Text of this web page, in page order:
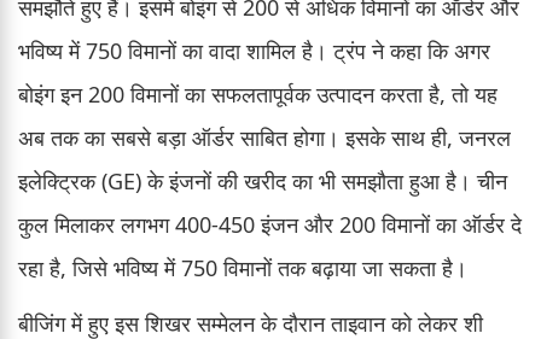
समझौते हुए हैं। इसमें बोइंग से 200 से अधिक विमानों का ऑर्डर और
भविष्य में 750 विमानों का वादा शामिल है। ट्रंप ने कहा कि अगर
बोइंग इन 200 विमानों का सफलतापूर्वक उत्पादन करता है, तो यह
अब तक का सबसे बड़ा ऑर्डर साबित होगा। इसके साथ ही, जनरल
इलेक्ट्रिक (GE) के इंजनों की खरीद का भी समझौता हुआ है। चीन
कुल मिलाकर लगभग 400-450 इंजन और 200 विमानों का ऑर्डर दे
रहा है, जिसे भविष्य में 750 विमानों तक बढ़ाया जा सकता है।
बीजिंग में हुए इस शिखर सम्मेलन के दौरान ताइवान को लेकर शी